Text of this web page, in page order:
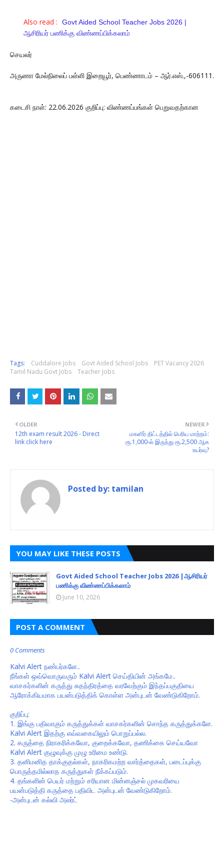
Also read :
Govt Aided School Teacher Jobs 2026 |
ஆசிரியர் பணிக்கு விண்ணப்பிக்கலாம்
செயலர்
அருணா மேல்நிலைப் பள்ளி இறையூர், பெண்ணாடம் – ஆர்.எஸ்.,-606111.
கடைசி நாள்: 22.06.2026 குறிப்பு: விண்ணப்பங்கள் பெறுவதற்கான
Tags: Cuddalore Jobs Govt Aided School Jobs
PET Vacancy 2026
Tamil Nadu Govt Jobs
Teacher Jobs
NEWER
மகளிர் திட்டத்தில் பெரிய மாற்றம்:
ரூ.1,000-ல் இருந்து ரூ.2,500 ஆக
உயர்வு?
OLDER
12th exam result 2026 - Direct
link click here
Posted by: tamilan
YOU MAY LIKE THESE POSTS
Govt Aided School Teacher Jobs 2026 |ஆசிரியர்
பணிக்கு விண்ணப்பிக்கலாம்
June 10, 2026
POST A COMMENT
0 Comments
Kalvi Alert நண்பர்களே..
நீங்கள் ஒவ்வொருவரும் Kalvi Alert செய்தியின் அங்கமே..
வாசகர்களின் கருத்து சுதந்திரத்தை வரவேற்கும் இந்தப்பகுதியை
ஆரோக்கியமாக பயன்படுத்திக் கொள்ள அன்புடன் வேண்டுகிறோம்.
குறிப்பு:
1. இங்கு பதிவாகும் கருத்துக்கள் வாசகர்களின் சொந்த கருத்துக்களே.
Kalvi Alert இதற்கு எவ்வகையிலும் பொறுப்பல்ல.
2. கருத்தை நிராகரிக்கவோ, குறைக்கவோ, தணிக்கை செய்யவோ
Kalvi Alert குழுவுக்கு முழு உரிமை உண்டு.
3. தனிமனித தாக்குதல்கள், நாகரிகமற்ற வார்த்தைகள், படைப்புக்கு
பொருத்தமில்லாத கருத்துகள் நீக்கப்படும்.
4. தங்களின் பெயர் மற்றும் சரியான மின்னஞ்சல் முகவரியை
பயன்படுத்தி கருத்தை பதிவிட அன்புடன் வேண்டுகிறோம்.
-அன்புடன் கல்வி அலர்ட்